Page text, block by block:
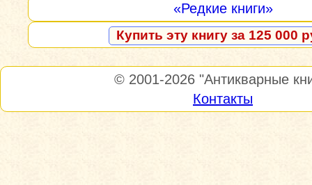
«Редкие книги»
Купить эту книгу за 125 000
© 2001-2026 "Антикварные
Контакты